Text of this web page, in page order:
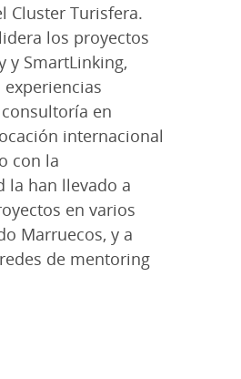
Cluster Turisfera.
los proyectos
y SmartLinking,
en
internacional
con la
la han llevado a
en varios
Marruecos, y a
de mentoring